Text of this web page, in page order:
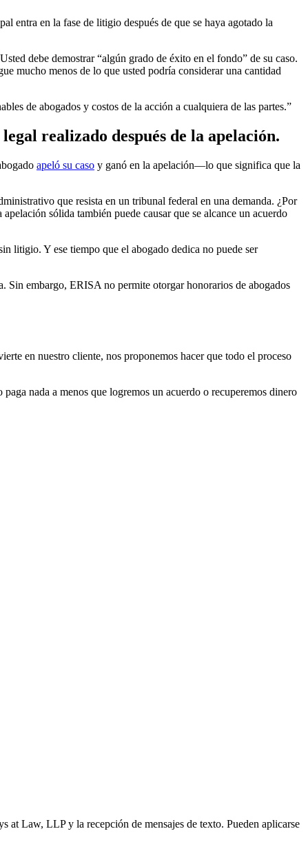
entra en la fase de litigio después de que se haya agotado la
debe demostrar “algún grado de éxito en el fondo” de su caso.
mucho menos de lo que usted podría considerar una cantidad
de abogados y costos de la acción a cualquiera de las partes.”
realizado después de la apelación.
apeló su caso y ganó en la apelación—lo que significa que la
que resista en un tribunal federal en una demanda. ¿Por
sólida también puede causar que se alcance un acuerdo
litigio. Y ese tiempo que el abogado dedica no puede ser
Sin embargo, ERISA no permite otorgar honorarios de abogados
en nuestro cliente, nos proponemos hacer que todo el proceso
nada a menos que logremos un acuerdo o recuperemos dinero
at Law, LLP y la recepción de mensajes de texto. Pueden aplicarse